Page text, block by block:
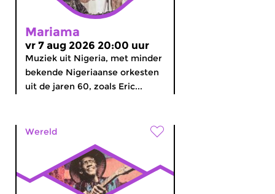
Mariama
vr 7 aug 2026 20:00 uur
Muziek uit Nigeria, met minder
bekende Nigeriaanse orkesten
uit de jaren 60, zoals Eric...
Wereld